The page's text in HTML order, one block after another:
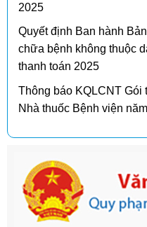
2025
Quyết định Ban hành
chữa bệnh không thuộc
thanh toán 2025
Thông báo KQLCNT Gói
Nhà thuốc Bệnh viện